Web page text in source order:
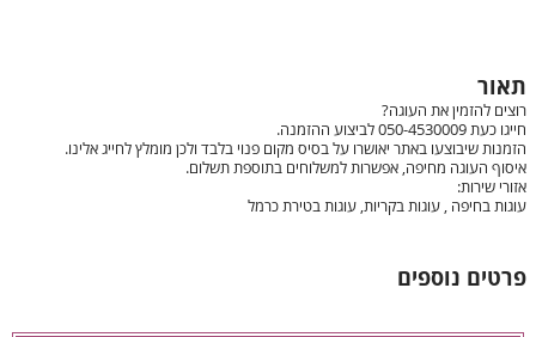
תאור
רוצים להזמין את העוגה?
חייגו כעת 050-4530009 לביצוע ההזמנה.
הזמנות שיבוצעו באתר יאושרו על בסיס מקום פנוי בלבד ולכן מומלץ לחייג אלינו.
איסוף העוגה מחיפה, אפשרות למשלוחים בתוספת תשלום.
אזורי שירות:
עוגות בחיפה , עוגות בקריות, עוגות בטירת כרמל
פרטים נוספים